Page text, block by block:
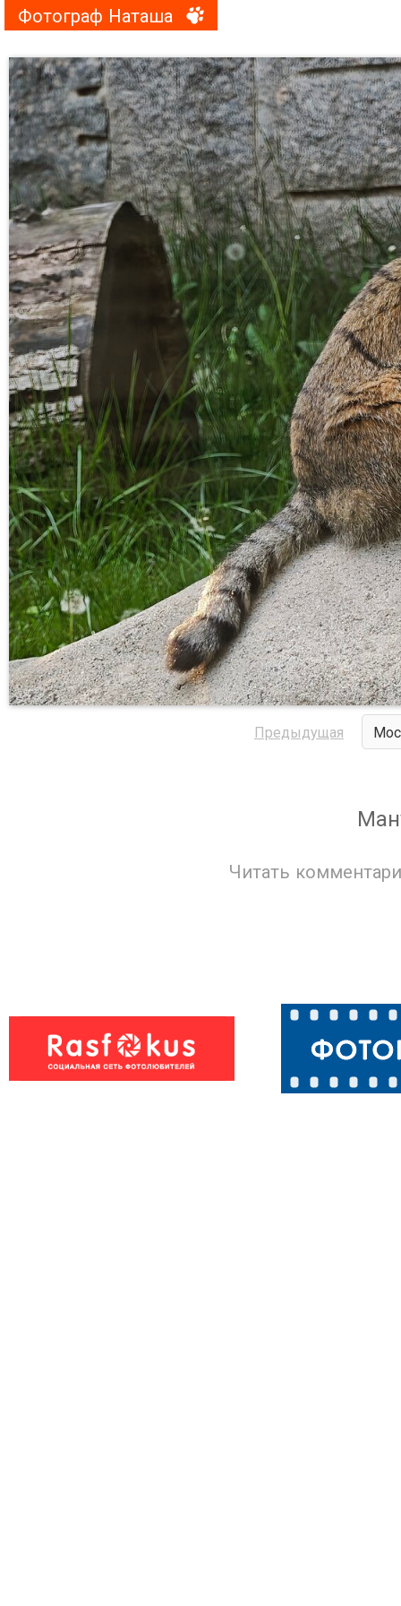
Фотограф Наташа
Предыдущая
Читать